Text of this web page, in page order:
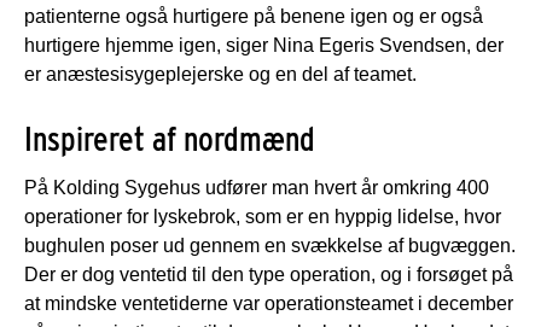
patienterne også hurtigere på benene igen og er også
hurtigere hjemme igen, siger Nina Egeris Svendsen, der
er anæstesisygeplejerske og en del af teamet.
Inspireret af nordmænd
På Kolding Sygehus udfører man hvert år omkring 400
operationer for lyskebrok, som er en hyppig lidelse, hvor
bughulen poser ud gennem en svækkelse af bugvæggen.
Der er dog ventetid til den type operation, og i forsøget på
at mindske ventetiderne var operationsteamet i december